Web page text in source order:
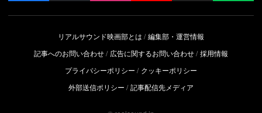
リアルサウンド映画部とは
編集部・運営情報
記事へのお問い合わせ
広告に関するお問い合わせ 採用情報
プライバシーポリシー
クッキーポリシー
外部送信ポリシー
記事配信先メディア